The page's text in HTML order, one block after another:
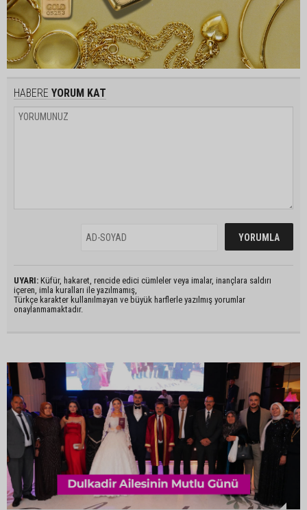
HABERE YORUM KAT
UYARI: Küfür, hakaret, rencide edici cümleler veya imalar, inançlara saldırı
içeren, imla kuralları ile yazılmamış,
Türkçe karakter kullanılmayan ve büyük harflerle yazılmış yorumlar
onaylanmamaktadır.